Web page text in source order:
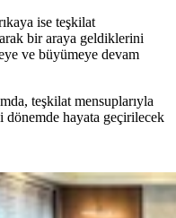
ise teşkilat
bir araya geldiklerini
ve büyümeye devam
teşkilat mensuplarıyla
hayata geçirilecek